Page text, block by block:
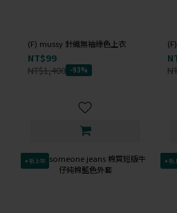
(F) mussy 針織無袖綠色上衣
NT$99
NT$1,400 -93%
✦新上架 ✦新